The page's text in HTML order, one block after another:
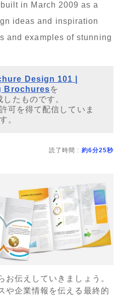
in March 2009 as a
ideas and inspiration
and examples of stunning
Design 101 |
Brochuresを
たものです。
可を得て配信していま
す。
読了時間 : 約6分25秒
お伝えしていきましょう。
や企業情報を伝える最終的